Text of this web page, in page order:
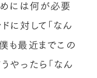
には何が必要
に対して「なん
も最近までこの
やったら「なん